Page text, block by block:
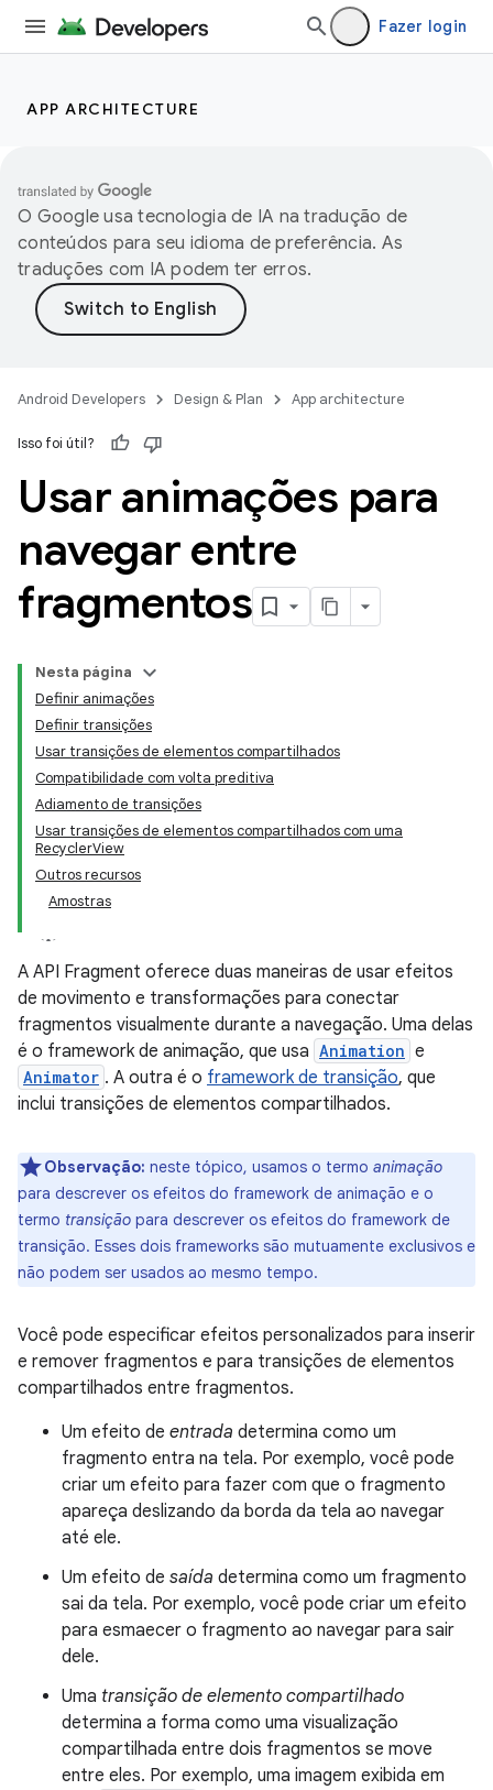
Fazer login
APP ARCHITECTURE
O Google usa tecnologia de IA na tradução de
conteúdos para seu idioma de preferência. As
traduções com IA podem ter erros.
Android Developers Design & Plan App architecture
Isso foi útil?
Usar animações para
navegar entre
fragmentos
Nesta página
Definir animações
Definir transições
Usar transições de elementos compartilhados
Compatibilidade com volta preditiva
Adiamento de transições
Usar transições de elementos compartilhados com uma
RecyclerView
Outros recursos
Amostras
A API Fragment oferece duas maneiras de usar efeitos
de movimento e transformações para conectar
fragmentos visualmente durante a navegação. Uma delas
é o framework de animação, que usa Animation e
Animator . A outra é o framework de transição, que
inclui transições de elementos compartilhados.
Observação: neste tópico, usamos o termo animação
para descrever os efeitos do framework de animação e o
termo transição para descrever os efeitos do framework de
transição. Esses dois frameworks são mutuamente exclusivos e
não podem ser usados ao mesmo tempo.
Você pode especificar efeitos personalizados para inserir
e remover fragmentos e para transições de elementos
compartilhados entre fragmentos.
Um efeito de entrada determina como um
fragmento entra na tela. Por exemplo, você pode
criar um efeito para fazer com que o fragmento
apareça deslizando da borda da tela ao navegar
até ele.
Um efeito de saída determina como um fragmento
sai da tela. Por exemplo, você pode criar um efeito
para esmaecer o fragmento ao navegar para sair
dele.
Uma transição de elemento compartilhado
determina a forma como uma visualização
compartilhada entre dois fragmentos se move
entre eles. Por exemplo, uma imagem exibida em